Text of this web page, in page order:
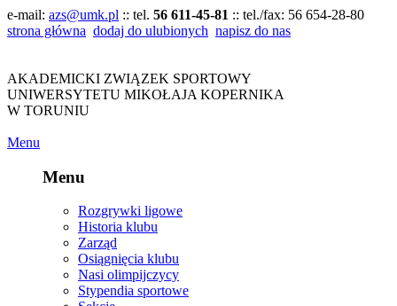
e-mail: azs@umk.pl :: tel. 56 611-45-81 :: tel./fax: 56 654-28-80
strona główna dodaj do ulubionych napisz do nas
AKADEMICKI ZWIĄZEK SPORTOWY
UNIWERSYTETU MIKOŁAJA KOPERNIKA
W TORUNIU
Menu
Menu
Rozgrywki ligowe
Historia klubu
Zarząd
Osiągnięcia klubu
Nasi olimpijczycy
Stypendia sportowe